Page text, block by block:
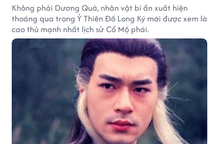
Không phải Dương Quá, nhân vật bí ẩn xuất hiện
thoáng qua trong Ỷ Thiên Đồ Long Ký mới được xem là
cao thủ mạnh nhất lịch sử Cổ Mộ phái.